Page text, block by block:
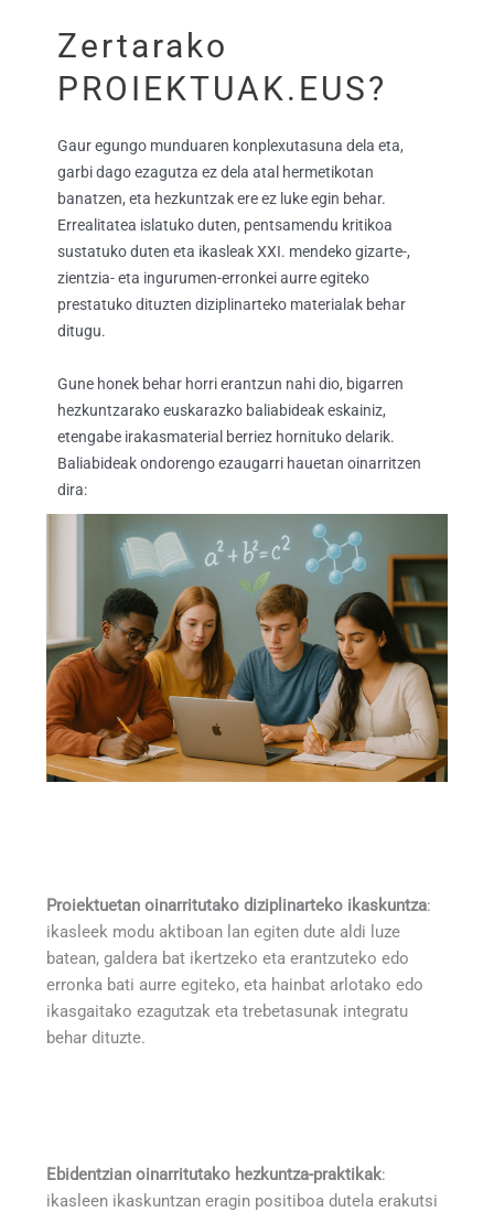
Zertarako
PROIEKTUAK.EUS?
Gaur egungo munduaren konplexutasuna dela eta,
garbi dago ezagutza ez dela atal hermetikotan
banatzen, eta hezkuntzak ere ez luke egin behar.
Errealitatea islatuko duten, pentsamendu kritikoa
sustatuko duten eta ikasleak XXI. mendeko gizarte-,
zientzia- eta ingurumen-erronkei aurre egiteko
prestatuko dituzten diziplinarteko materialak behar
ditugu.
Gune honek behar horri erantzun nahi dio, bigarren
hezkuntzarako euskarazko baliabideak eskainiz,
etengabe irakasmaterial berriez hornituko delarik.
Baliabideak ondorengo ezaugarri hauetan oinarritzen
dira:
Proiektuetan oinarritutako diziplinarteko ikaskuntza:
ikasleek modu aktiboan lan egiten dute aldi luze
batean, galdera bat ikertzeko eta erantzuteko edo
erronka bati aurre egiteko, eta hainbat arlotako edo
ikasgaitako ezagutzak eta trebetasunak integratu
behar dituzte.
Ebidentzian oinarritutako hezkuntza-praktikak:
ikasleen ikaskuntzan eragin positiboa dutela erakutsi